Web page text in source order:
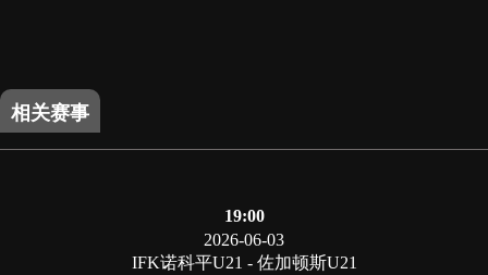
相关赛事
19:00
2026-06-03
IFK诺科平U21 - 佐加顿斯U21